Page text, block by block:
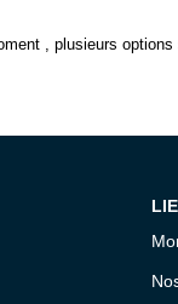
, plusieurs